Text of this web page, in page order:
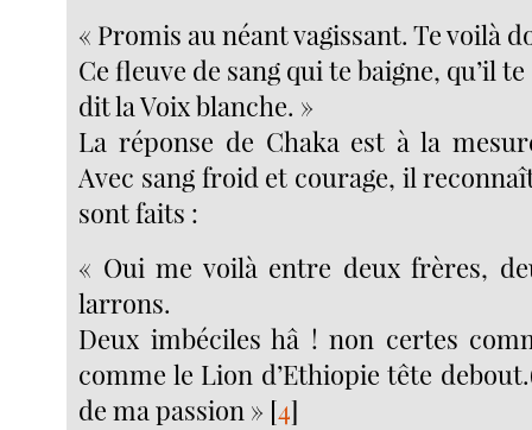
« Promis au néant vagissant. Te voilà
Ce fleuve de sang qui te baigne, qu’il
dit la Voix blanche. »
La réponse de Chaka est à la
Avec sang froid et courage, il
sont faits :
« Oui me voilà entre deux frères,
larrons.
Deux imbéciles hâ ! non certes
comme le Lion d’Ethiopie tête
de ma passion » [4]